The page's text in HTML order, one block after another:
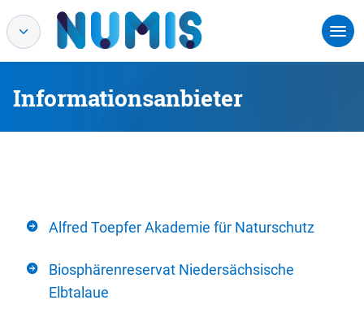
Informationsanbieter
Alfred Toepfer Akademie für Naturschutz
Biosphärenreservat Niedersächsische
Elbtalaue